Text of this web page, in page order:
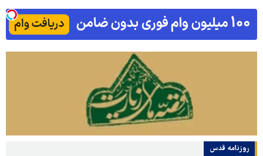
روزنامه قدس